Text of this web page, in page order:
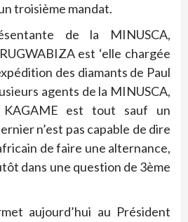
troisième mandat.
de la MINUSCA,
est ‘elle chargée
des diamants de Paul
agents de la MINUSCA,
est tout sauf un
n’est pas capable de dire
de faire une alternance,
dans une question de 3ème
aujourd’hui au Président